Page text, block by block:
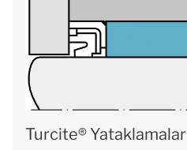
Turcite® Yataklamalar